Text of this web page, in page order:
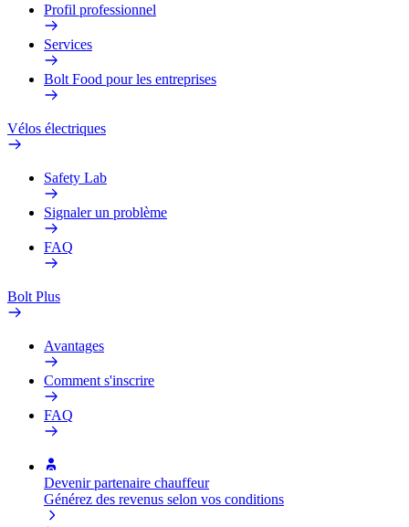
Profil professionnel
Services
Bolt Food pour les entreprises
Vélos électriques
Safety Lab
Signaler un problème
FAQ
Bolt Plus
Avantages
Comment s'inscrire
FAQ
Devenir partenaire chauffeur
Générez des revenus selon vos conditions